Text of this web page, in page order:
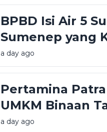
BPBD Isi Air 5
Sumenep yang
a day ago
Pertamina
UMKM Binaan
Great Expo 2026
a day ago